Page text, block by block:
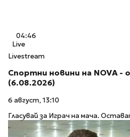
04:46
Live
Livestream
Спортни новини на NOVA -
(6.08.2026)
6 август, 13:10
Гласувай за Играч на мача.